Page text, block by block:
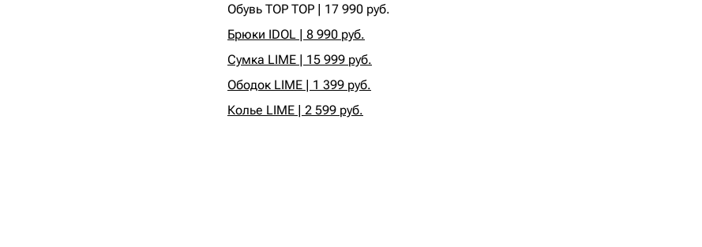
Обувь TOP TOP | 17 990 руб.
Брюки IDOL | 8 990 руб.
Сумка LIME | 15 999 руб.
Ободок LIME | 1 399 руб.
Колье LIME | 2 599 руб.